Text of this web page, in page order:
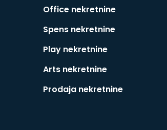
Office nekretnine
Spens nekretnine
Play nekretnine
Arts nekretnine
Prodaja nekretnine